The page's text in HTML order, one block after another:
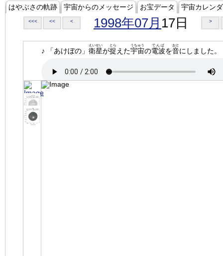
はやぶさの軌跡 宇宙からのメッセージ お宝データ 宇宙カレン
<<< << < 1998年07月 17日 >
♪ 「あけぼの」 衛星
えいせい
が捉
とら
えた宇宙
うちゅう
の電波
でんぱ
を音
おと
にしました。